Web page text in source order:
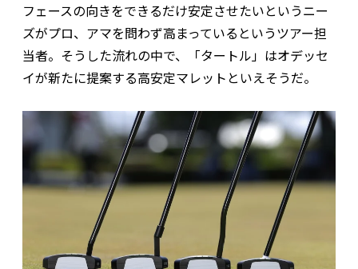
フェースの向きをできるだけ安定させたいというニー
ズがプロ、アマを問わず高まっているというツアー担
当者。そうした流れの中で、「タートル」はオデッセ
イが新たに提案する高安定マレットといえそうだ。